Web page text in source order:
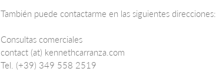
También puede contactarme en las siguientes direcciones:
Consultas comerciales
contact (at) kennethcarranza.com
Tel. (+39) 349 558 2519